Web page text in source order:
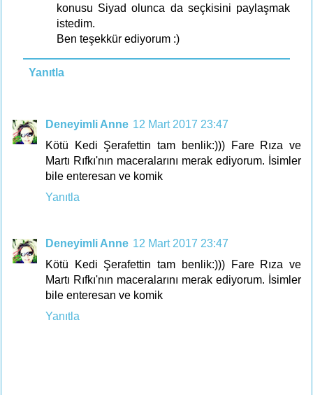
konusu Siyad olunca da seçkisini paylaşmak
istedim.
Ben teşekkür ediyorum :)
Yanıtla
Deneyimli Anne 12 Mart 2017 23:47
Kötü Kedi Şerafettin tam benlik:))) Fare Rıza ve
Martı Rıfkı'nın maceralarını merak ediyorum. İsimler
bile enteresan ve komik
Yanıtla
Deneyimli Anne 12 Mart 2017 23:47
Kötü Kedi Şerafettin tam benlik:))) Fare Rıza ve
Martı Rıfkı'nın maceralarını merak ediyorum. İsimler
bile enteresan ve komik
Yanıtla